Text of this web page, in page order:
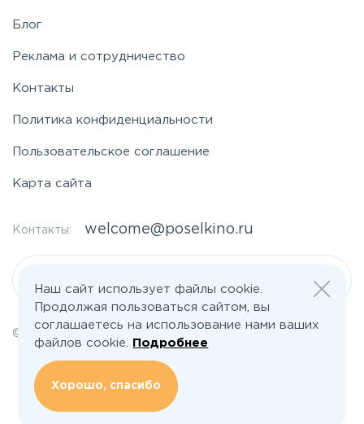
Блог
Реклама и сотрудничество
Контакты
Политика конфиденциальности
Пользовательское соглашение
Карта сайта
Контакты: welcome@poselkino.ru
© 2026 Все права защищены | poselkino.ru
ИП Маслов Дмитрий Валерьевич
ИНН 503406273833
+79647266008
142613, Московская область, Орехово-Зуево, ул. Северная, д.14, кв.145
Наш сайт использует файлы cookie.
Продолжая пользоваться сайтом, вы
соглашаетесь на использование нами ваших
файлов cookie.
Подробнее
Хорошо, спасибо